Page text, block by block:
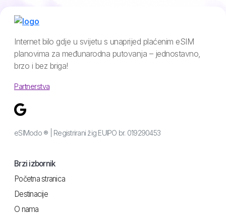
Internet bilo gdje u svijetu s unaprijed plaćenim eSIM
planovima za međunarodna putovanja – jednostavno,
brzo i bez briga!
Partnerstva
eSIModo ® | Registrirani žig EUIPO br. 019290453
Brzi izbornik
Početna stranica
Destinacije
O nama